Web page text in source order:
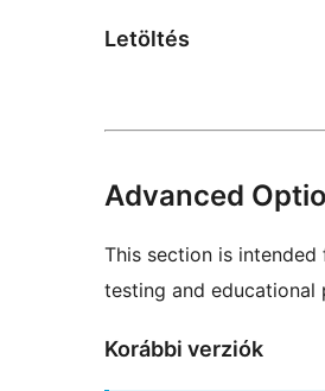
Letöltés
Advanced
This section is
testing and educational
Korábbi verziók